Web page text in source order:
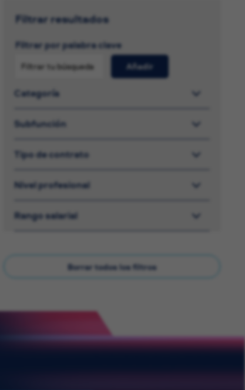
Filtrar resultados
Filtrar por palabra clave
Añadir
Categoría
Subfunción
Tipo de contrato
Nivel profesional
Rango salarial
Borrar todos los filtros